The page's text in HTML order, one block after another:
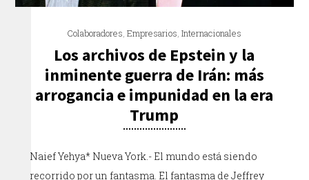
Colaboradores,Empresarios,Internacionales
Los archivos de Epstein y la
inminente guerra de Irán: más
arrogancia e impunidad en la era
Trump
Naief Yehya* Nueva York.- El mundo está siendo
recorrido por un fantasma. El fantasma de Jeffrey